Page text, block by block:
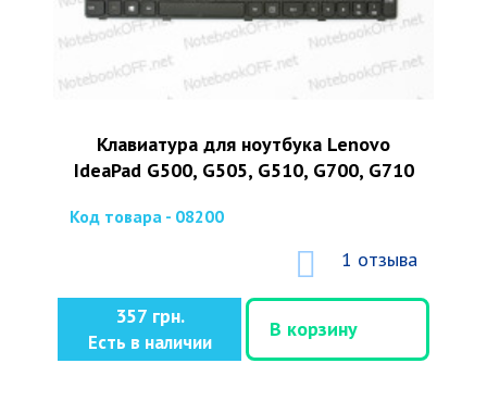
Клавиатура для ноутбука Lenovo
IdeaPad G500, G505, G510, G700, G710
Код товара - 08200
1 отзыва
357 грн.
Есть в наличии
В корзину